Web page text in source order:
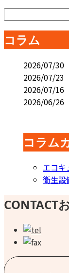
コラム
2026/07/30
2026/07/23
2026/07/16
2026/06/26
コラム
エコキ
衛生設
CONTACT